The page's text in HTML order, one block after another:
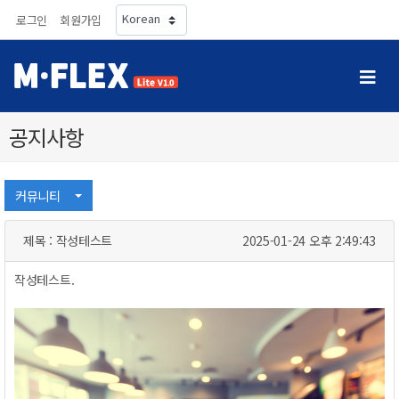
로그인 회원가입
공지사항
커뮤니티
제목:작성테스트 2025-01-24오후2:49:43
작성테스트.